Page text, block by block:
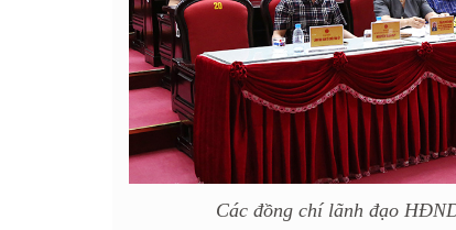
Các đồng chí lãnh đạo